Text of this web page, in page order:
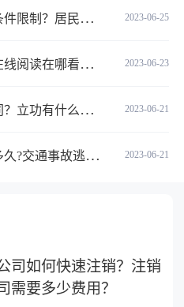
2023-06-25
限制的情形有哪些？_热议
2023-06-23
子的事讲的什么？|环球今日报
2023-06-21
功有什么好处？
2023-06-21
定标准是什么?-世界独家
司如何快速注销？注销
需要多少费用？